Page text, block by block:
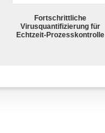
Fortschrittliche
Virusquantifizierung für
Echtzeit-Prozesskontrolle